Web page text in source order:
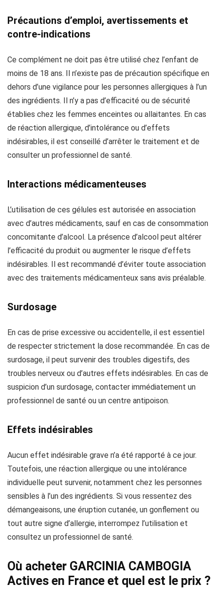
Précautions d’emploi, avertissements et
contre-indications
Ce complément ne doit pas être utilisé chez l’enfant de
moins de 18 ans. Il n’existe pas de précaution spécifique en
dehors d’une vigilance pour les personnes allergiques à l’un
des ingrédients. Il n’y a pas d’efficacité ou de sécurité
établies chez les femmes enceintes ou allaitantes. En cas
de réaction allergique, d’intolérance ou d’effets
indésirables, il est conseillé d’arrêter le traitement et de
consulter un professionnel de santé.
Interactions médicamenteuses
L’utilisation de ces gélules est autorisée en association
avec d’autres médicaments, sauf en cas de consommation
concomitante d’alcool. La présence d’alcool peut altérer
l’efficacité du produit ou augmenter le risque d’effets
indésirables. Il est recommandé d’éviter toute association
avec des traitements médicamenteux sans avis préalable.
Surdosage
En cas de prise excessive ou accidentelle, il est essentiel
de respecter strictement la dose recommandée. En cas de
surdosage, il peut survenir des troubles digestifs, des
troubles nerveux ou d’autres effets indésirables. En cas de
suspicion d’un surdosage, contacter immédiatement un
professionnel de santé ou un centre antipoison.
Effets indésirables
Aucun effet indésirable grave n’a été rapporté à ce jour.
Toutefois, une réaction allergique ou une intolérance
individuelle peut survenir, notamment chez les personnes
sensibles à l’un des ingrédients. Si vous ressentez des
démangeaisons, une éruption cutanée, un gonflement ou
tout autre signe d’allergie, interrompez l’utilisation et
consultez un professionnel de santé.
Où acheter GARCINIA CAMBOGIA
Actives en France et quel est le prix ?